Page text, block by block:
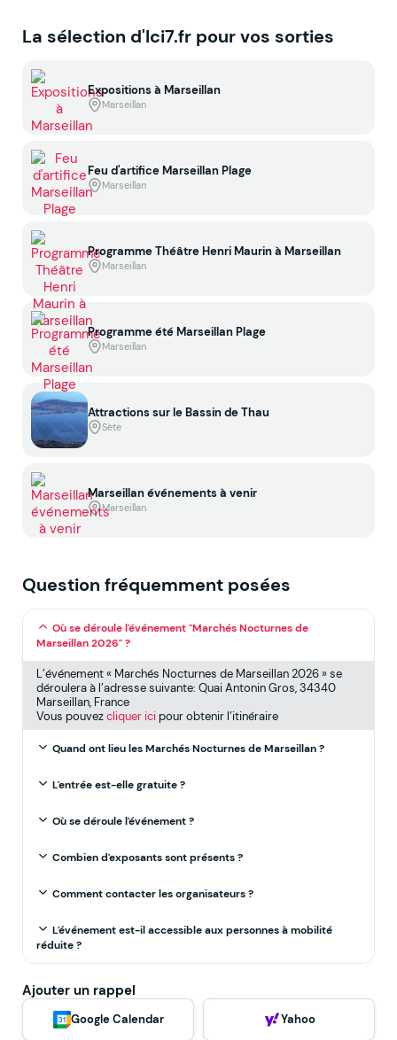
La sélection d'Ici7.fr pour vos sorties
Expositions à Marseillan
Marseillan
Feu d'artifice Marseillan Plage
Marseillan
Programme Théâtre Henri Maurin à Marseillan
Marseillan
Programme été Marseillan Plage
Marseillan
Attractions sur le Bassin de Thau
Sète
Marseillan événements à venir
Marseillan
Question fréquemment posées
Où se déroule l'événement "Marchés Nocturnes de
Marseillan 2026" ?
L’événement « Marchés Nocturnes de Marseillan 2026 » se
déroulera à l’adresse suivante: Quai Antonin Gros, 34340
Marseillan, France
Vous pouvezcliquer icipour obtenir l’itinéraire
Quand ont lieu les Marchés Nocturnes de Marseillan ?
L'entrée est-elle gratuite ?
Où se déroule l'événement ?
Combien d'exposants sont présents ?
Comment contacter les organisateurs ?
L'événement est-il accessible aux personnes à mobilité
réduite ?
Ajouter un rappel
Google Calendar Yahoo